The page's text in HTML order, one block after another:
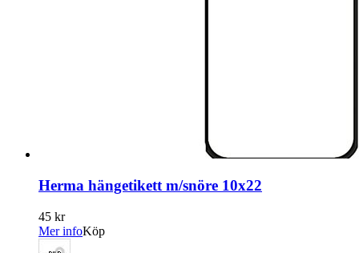
Herma hängetikett m/snöre 10x22
45 kr
Mer infoKöp